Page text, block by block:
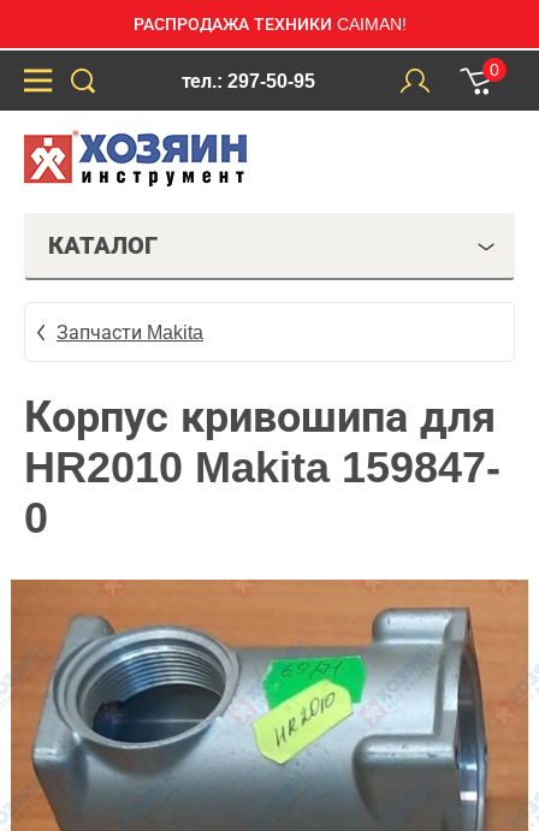
РАСПРОДАЖА ТЕХНИКИ CAIMAN!
тел.: 297-50-95
0
КАТАЛОГ
Запчасти Makita
Корпус кривошипа для
HR2010 Makita 159847-
0